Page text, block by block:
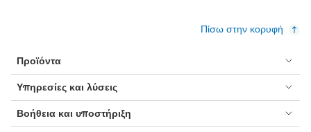
Πίσω στην κορυφή
Προϊόντα
Υπηρεσίες και λύσεις
Βοήθεια και υποστήριξη